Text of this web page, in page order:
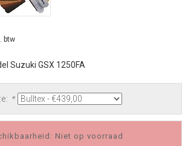
btw
Suzuki GSX 1250FA
*
Niet op voorraad